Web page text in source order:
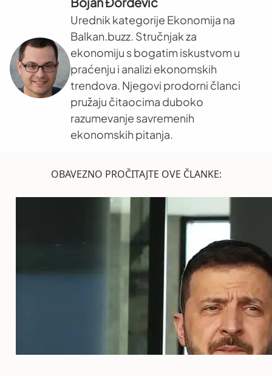
Urednik kategorije Ekonomija na
Balkan.buzz. Stručnjak za
ekonomiju s bogatim iskustvom u
praćenju i analizi ekonomskih
trendova. Njegovi prodorni članci
pružaju čitaocima duboko
razumevanje savremenih
ekonomskih pitanja.
OBAVEZNO PROČITAJTE OVE ČLANKE: